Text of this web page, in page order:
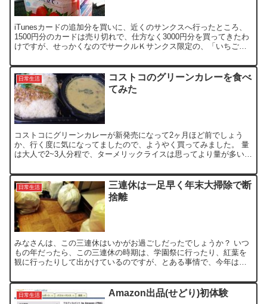
iTunesカードの追加分を買いに、近くのサンクスへ行ったところ、
1500円分のカードは売り切れで、仕方なく3000円分を買ってきたわ
けですが、せっかくなのでサークルＫサンクス限定の、「いちご＆
日常生活
コストコのグリーンカレーを食べ
てみた
コストコにグリーンカレーが新発売になって2ヶ月ほど前でしょう
か、行く度に気になってましたので、ようやく買ってみました。 量
は大人で2~3人分程で、ターメリックライスは思ってより量が多いで
日常生活
三連休は一足早く年末大掃除で断
捨離
みなさんは、この三連休はいかがお過ごしだったでしょうか？ いつ
もの年だったら、この三連休の時期は、学園祭に行ったり、紅葉を
観に行ったりして出かけているのですが、とある事情で、今年は、
日常生活 Amazon出品(せどり)初体験